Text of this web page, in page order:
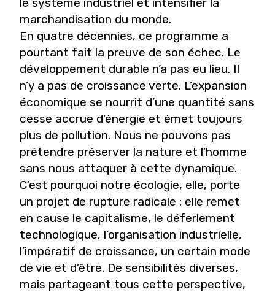
marchandisation du monde.
En quatre décennies, ce programme a
pourtant fait la preuve de son échec. Le
développement durable n’a pas eu lieu. Il
n’y a pas de croissance verte. L’expansion
économique se nourrit d’une quantité sans
cesse accrue d’énergie et émet toujours
plus de pollution. Nous ne pouvons pas
prétendre préserver la nature et l’homme
sans nous attaquer à cette dynamique.
C’est pourquoi notre écologie, elle, porte
un projet de rupture radicale : elle remet
en cause le capitalisme, le déferlement
technologique, l’organisation industrielle,
l’impératif de croissance, un certain mode
de vie et d’être. De sensibilités diverses,
mais partageant tous cette perspective,